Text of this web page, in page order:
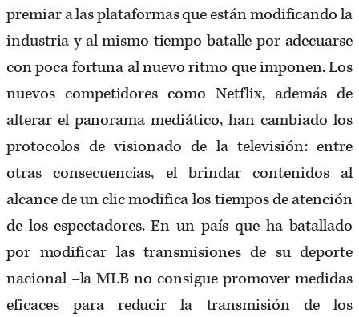
premiar a las plataformas que están modificando la
industria y al mismo tiempo batalle por adecuarse
con poca fortuna al nuevo ritmo que imponen. Los
nuevos competidores como Netflix, además de
alterar el panorama mediático, han cambiado los
protocolos de visionado de la televisión: entre
otras consecuencias, el brindar contenidos al
alcance de un clic modifica los tiempos de atención
de los espectadores. En un país que ha batallado
por modificar las transmisiones de su deporte
nacional –la MLB no consigue promover medidas
eficaces para reducir la transmisión de los